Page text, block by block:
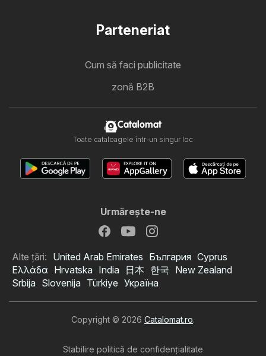
Parteneriat
Cum să faci publicitate
zonă B2B
Catalomat
Toate cataloagele într-un singur loc
Urmăreşte-ne
Alte țări: United Arab Emirates България Cyprus
Ελλάδα Hrvatska India 日本 한국 New Zealand
Srbija Slovenija Türkiye Україна
Copyright © 2026 Catalomat.ro.
Stabilire politică de confidenţialitate